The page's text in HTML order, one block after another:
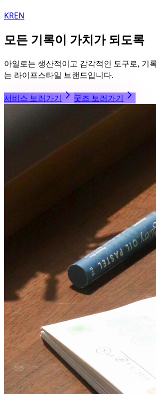
KREN
모든 기록이 가치가 되도록
아일로는 생산적이고 감각적인 도구로, 기
는 라이프스타일 브랜드입니다.
서비스 보러가기 굿즈 보러가기